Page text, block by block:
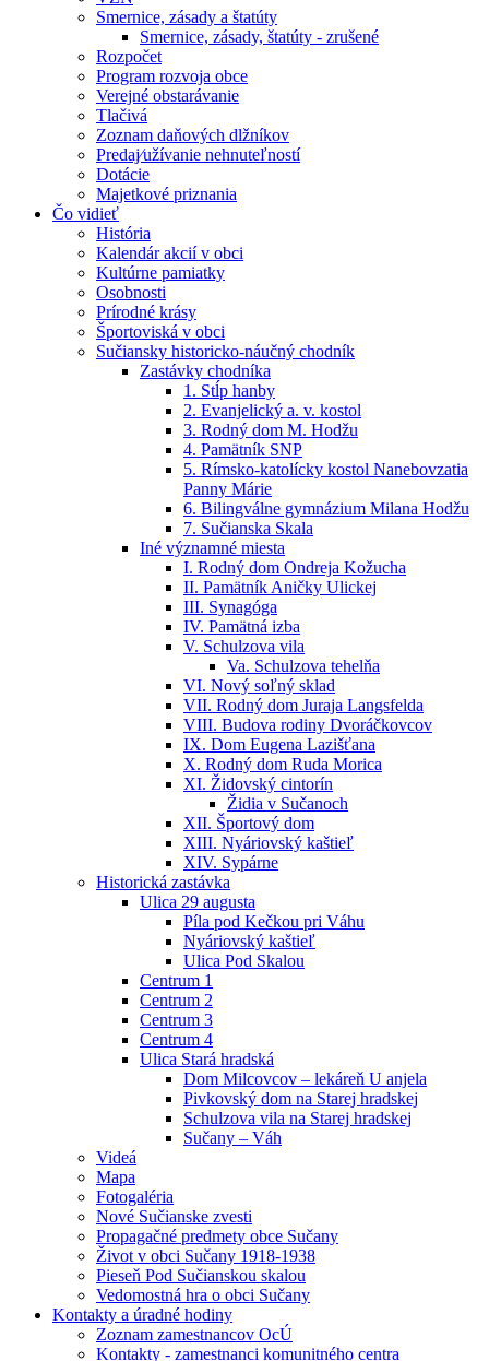
Smernice, zásady a štatúty
Smernice, zásady, štatúty - zrušené
Rozpočet
Program rozvoja obce
Verejné obstarávanie
Tlačivá
Zoznam daňových dlžníkov
Predaj⁄užívanie nehnuteľností
Dotácie
Majetkové priznania
Čo vidieť
História
Kalendár akcií v obci
Kultúrne pamiatky
Osobnosti
Prírodné krásy
Športoviská v obci
Sučiansky historicko-náučný chodník
Zastávky chodníka
1. Stĺp hanby
2. Evanjelický a. v. kostol
3. Rodný dom M. Hodžu
4. Pamätník SNP
5. Rímsko-katolícky kostol Nanebovzatia
Panny Márie
6. Bilingválne gymnázium Milana Hodžu
7. Sučianska Skala
Iné významné miesta
I. Rodný dom Ondreja Kožucha
II. Pamätník Aničky Ulickej
III. Synagóga
IV. Pamätná izba
V. Schulzova vila
Va. Schulzova tehelňa
VI. Nový soľný sklad
VII. Rodný dom Juraja Langsfelda
VIII. Budova rodiny Dvoráčkovcov
IX. Dom Eugena Lazišťana
X. Rodný dom Ruda Morica
XI. Židovský cintorín
Židia v Sučanoch
XII. Športový dom
XIII. Nyáriovský kaštieľ
XIV. Sypárne
Historická zastávka
Ulica 29 augusta
Píla pod Kečkou pri Váhu
Nyáriovský kaštieľ
Ulica Pod Skalou
Centrum 1
Centrum 2
Centrum 3
Centrum 4
Ulica Stará hradská
Dom Milcovcov – lekáreň U anjela
Pivkovský dom na Starej hradskej
Schulzova vila na Starej hradskej
Sučany – Váh
Videá
Mapa
Fotogaléria
Nové Sučianske zvesti
Propagačné predmety obce Sučany
Život v obci Sučany 1918-1938
Pieseň Pod Sučianskou skalou
Vedomostná hra o obci Sučany
Kontakty a úradné hodiny
Zoznam zamestnancov OcÚ
Kontakty - zamestnanci komunitného centra